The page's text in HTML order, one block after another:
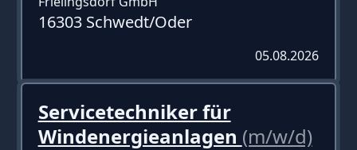
16303 Schwedt/Oder
05.08.2026
Servicetechniker für
Windenergieanlagen (m/w/d)